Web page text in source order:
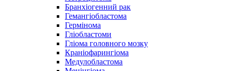
Бранхіогенний рак
Гемангіобластома
Гермінома
Гліобластоми
Гліома головного мозку
Краніофарингіома
Медулобластома